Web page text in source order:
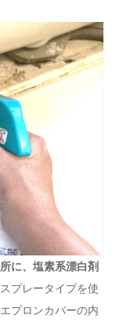
に、塩素系漂白剤
プレータイプを使
プロンカバーの内